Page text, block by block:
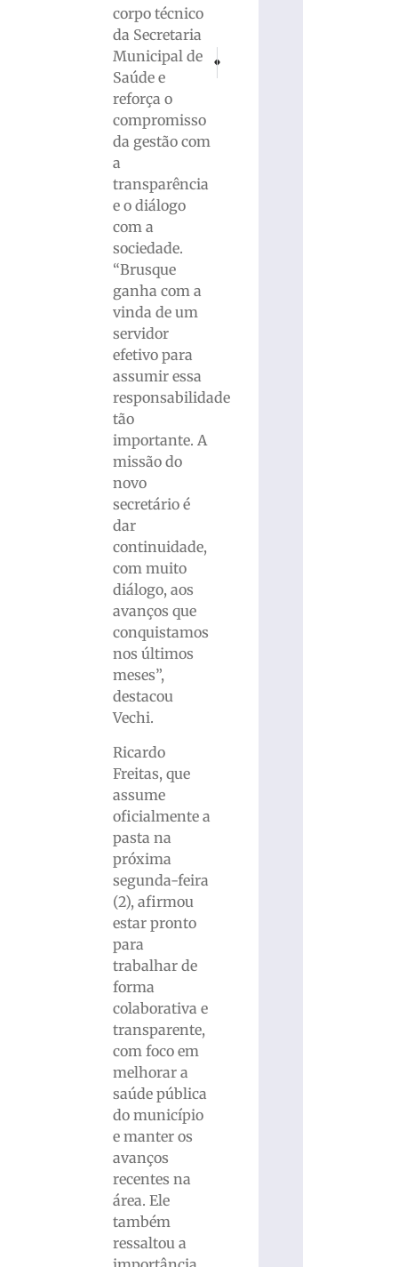
corpo técnico
da Secretaria
Municipal de
Saúde e
reforça o
compromisso
da gestão com
a
transparência
e o diálogo
com a
sociedade.
“Brusque
ganha com a
vinda de um
servidor
efetivo para
assumir essa
responsabilidade
tão
importante. A
missão do
novo
secretário é
dar
continuidade,
com muito
diálogo, aos
avanços que
conquistamos
nos últimos
meses”,
destacou
Vechi.
Ricardo
Freitas, que
assume
oficialmente a
pasta na
próxima
segunda-feira
(2), afirmou
estar pronto
para
trabalhar de
forma
colaborativa e
transparente,
com foco em
melhorar a
saúde pública
do município
e manter os
avanços
recentes na
área. Ele
também
ressaltou a
PRÓXIMO